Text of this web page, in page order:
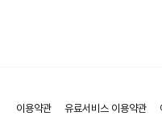
이용약관 유료서비스 이용약관